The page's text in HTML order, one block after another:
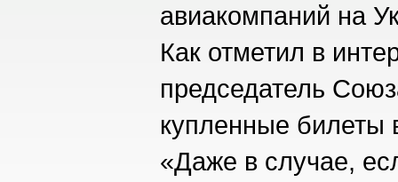
авиакомпаний на
Как отметил в
председатель
купленные билеты
«Даже в случае,